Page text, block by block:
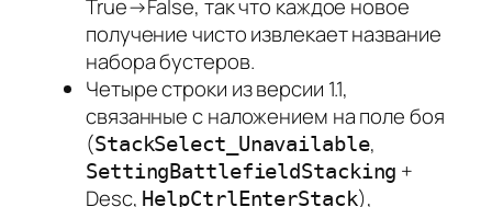
True→False, так что каждое новое
получение чисто извлекает название
набора бустеров.
Четыре строки из версии 1.1,
связанные с наложением на поле боя
(StackSelect_Unavailable,
SettingBattlefieldStacking +
Desc, HelpCtrlEnterStack),